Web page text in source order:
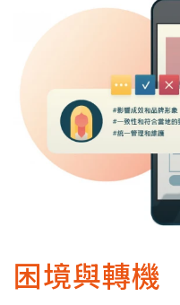
困境與轉機